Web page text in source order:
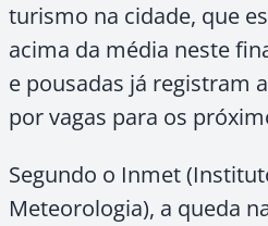
turismo na cidade, que
acima da média neste
e pousadas já registram
por vagas para os
Segundo o Inmet
Meteorologia), a queda